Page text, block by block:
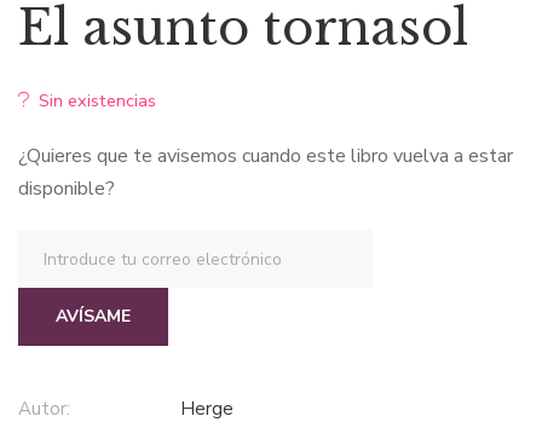
El asunto tornasol
Sin existencias
¿Quieres que te avisemos cuando este libro vuelva a estar
disponible?
AVÍSAME
Autor: Herge